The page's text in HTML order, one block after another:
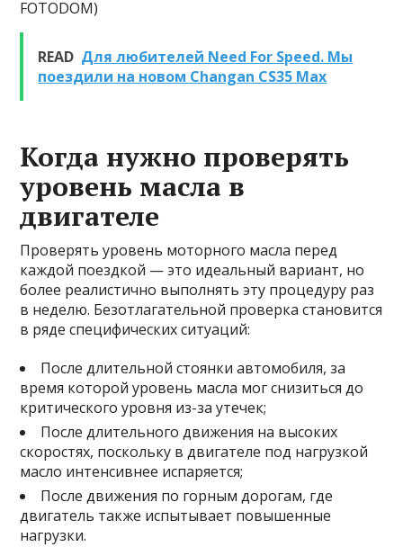
FOTODOM)
READ Для любителей Need For Speed. Мы
поездили на новом Changan CS35 Max
Когда нужно проверять
уровень масла в
двигателе
Проверять уровень моторного масла перед
каждой поездкой — это идеальный вариант, но
более реалистично выполнять эту процедуру раз
в неделю. Безотлагательной проверка становится
в ряде специфических ситуаций:
После длительной стоянки автомобиля, за
время которой уровень масла мог снизиться до
критического уровня из-за утечек;
После длительного движения на высоких
скоростях, поскольку в двигателе под нагрузкой
масло интенсивнее испаряется;
После движения по горным дорогам, где
двигатель также испытывает повышенные
нагрузки.